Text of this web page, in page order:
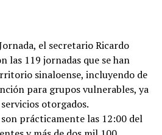
el secretario Ricardo
las 119 jornadas que se han
sinaloense, incluyendo de
para grupos vulnerables, ya
otorgados.
prácticamente las 12:00 del